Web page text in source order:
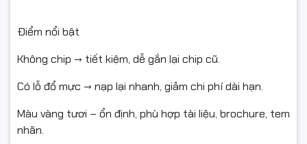
Điểm nổi bật
Không chip → tiết kiệm, dễ gắn lại chip cũ.
Có lỗ đổ mực → nạp lại nhanh, giảm chi phí dài hạn.
Màu vàng tươi – ổn định, phù hợp tài liệu, brochure, tem
nhãn.